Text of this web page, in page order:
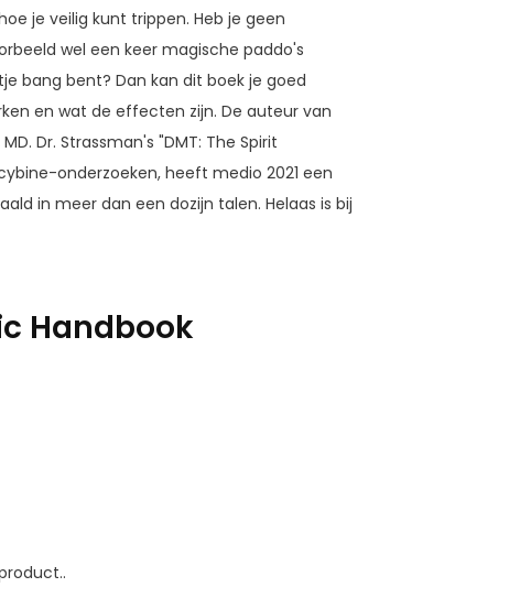
je veilig kunt trippen. Heb je geen
wel een keer magische paddo's
bang bent? Dan kan dit boek je goed
en wat de effecten zijn. De auteur van
Dr. Strassman's "DMT: The Spirit
onderzoeken, heeft medio 2021 een
in meer dan een dozijn talen. Helaas is bij
Handbook